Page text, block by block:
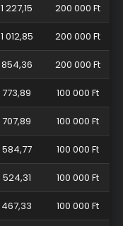
1 227,15 200 000 Ft
1 012,85 200 000 Ft
854,36 200 000 Ft
773,89 100 000 Ft
707,89 100 000 Ft
584,77 100 000 Ft
524,31 100 000 Ft
467,33 100 000 Ft